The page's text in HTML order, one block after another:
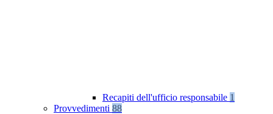
Recapiti dell'ufficio responsabile 1
Provvedimenti 88